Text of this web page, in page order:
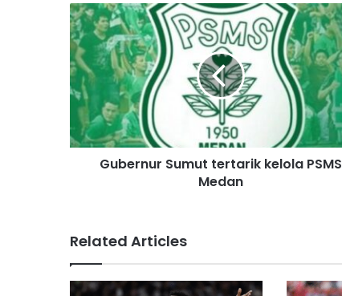
r
E
m
a
i
d
d
Gubernur Sumut tertarik kelola PSMS
Medan
Related Articles